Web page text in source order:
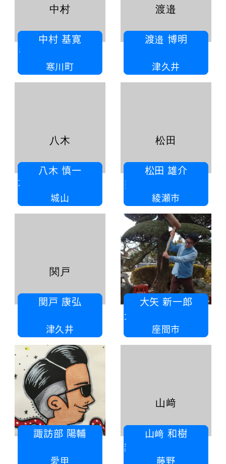
中村 基寛
寒川町
中村
渡邉 博明
津久井
渡邉
八木 慎一
原宿八木瓦工事
城山
八木
松田 雄介
綾瀬市
松田
関戸 康弘
P栄文舎
津久井
関戸
大矢 新一郎
座間市
諏訪部 陽輔
アルミ建材セイユー
愛甲
山﨑 和樹
藤野
山﨑